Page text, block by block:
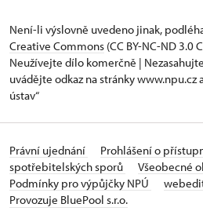
Není-li výslovně uvedeno jinak,
Creative Commons (CC BY-NC-ND 3.0
Neužívejte dílo komerčně |
uvádějte odkaz na stránky www.npu.cz
ústav“
Právní ujednání Prohlášení o
spotřebitelských sporů
Všeobecné
Podmínky pro výpůjčky NPÚ
Provozuje BluePool s.r.o.